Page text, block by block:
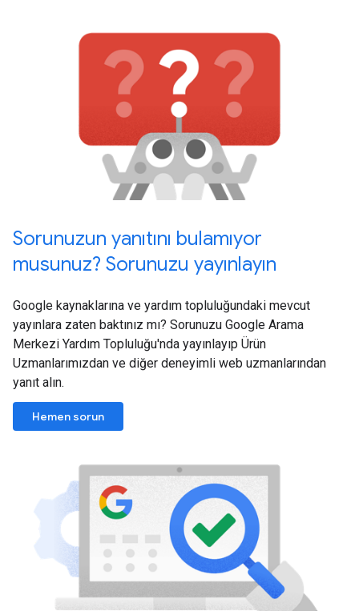
Sorunuzun yanıtını bulamıyor
musunuz? Sorunuzu yayınlayın
Google kaynaklarına ve yardım topluluğundaki mevcut
yayınlara zaten baktınız mı? Sorunuzu Google Arama
Merkezi Yardım Topluluğu'nda yayınlayıp Ürün
Uzmanlarımızdan ve diğer deneyimli web uzmanlarından
yanıt alın.
Hemen sorun